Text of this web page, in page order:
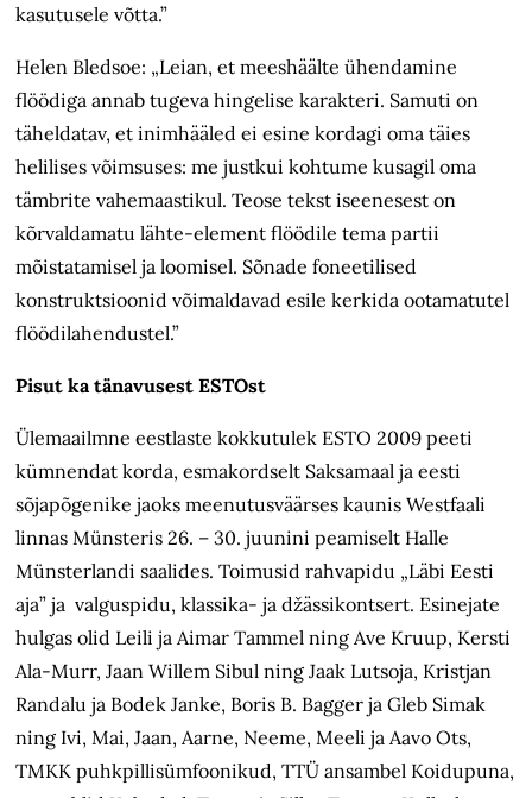
kasutusele võtta.”
Helen Bledsoe: „Leian, et meeshäälte ühendamine
flöödiga annab tugeva hingelise karakteri. Samuti on
täheldatav, et inimhääled ei esine kordagi oma täies
helilises võimsuses: me justkui kohtume kusagil oma
tämbrite vahemaastikul. Teose tekst iseenesest on
kõrvaldamatu lähte-element flöödile tema partii
mõistatamisel ja loomisel. Sõnade foneetilised
konstruktsioonid võimaldavad esile kerkida ootamatutel
flöödilahendustel.”
Pisut ka tänavusest ESTOst
Ülemaailmne eestlaste kokkutulek ESTO 2009 peeti
kümnendat korda, esmakordselt Saksamaal ja eesti
sõjapõgenike jaoks meenutusväärses kaunis Westfaali
linnas Münsteris 26. – 30. juunini peamiselt Halle
Münsterlandi saalides. Toimusid rahvapidu „Läbi Eesti
aja” ja valguspidu, klassika- ja džässikontsert. Esinejate
hulgas olid Leili ja Aimar Tammel ning Ave Kruup, Kersti
Ala-Murr, Jaan Willem Sibul ning Jaak Lutsoja, Kristjan
Randalu ja Bodek Janke, Boris B. Bagger ja Gleb Simak
ning Ivi, Mai, Jaan, Aarne, Neeme, Meeli ja Aavo Ots,
TMKK puhkpillisümfoonikud, TTÜ ansambel Koidupuna,